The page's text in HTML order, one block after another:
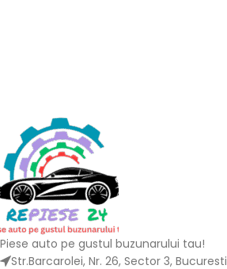
Piese auto pe gustul buzunarului tau!
Str.Barcarolei, Nr. 26, Sector 3, Bucuresti